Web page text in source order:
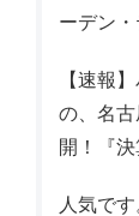
ーデン
【速報
の、名
開！『決
人気で